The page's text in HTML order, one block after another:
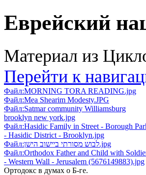
Еврейский
Материал из
Перейти к
Файл:MORNING TORA READING.jpg
Файл:Mea Shearim Modesty.JPG
Файл:Satmar community Williamsburg
brooklyn new york.jpg
Файл:Hasidic Family in Street - Borough
- Hasidic District - Brooklyn.jpg
Файл:לבוש מסורתי ביישוב הישן.jpg
Файл:Orthodox Father and Child with
- Western Wall - Jerusalem (5676149883).jpg
Ортодокс в думах о Б-ге.